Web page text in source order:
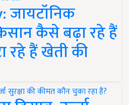
जायटॉनिक
कैसे बढ़ा रहे हैं
रहे हैं खेती की